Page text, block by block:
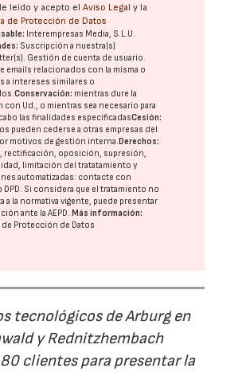
leído y acepto elAviso Legal y la
de Protección de Datos
Interempresas Media, S.L.U.
Suscripción a nuestra(s)
Gestión de cuenta de usuario.
emails relacionados con la misma o
a intereses similares o
Conservación: mientras dure la
con Ud., o mientras sea necesario para
las finalidades especificadasCesión:
pueden cederse a otras empresas del
motivos de gestión interna.Derechos:
rectificación, oposición, supresión,
limitación del tratatamiento y
automatizadas: contacte con
. Si considera que el tratamiento no
a la normativa vigente, puede presentar
ante laAEPD.Más información:
de Protección de Datos
tecnológicos de Arburg en
y Rednitzhembach
clientes para presentar la